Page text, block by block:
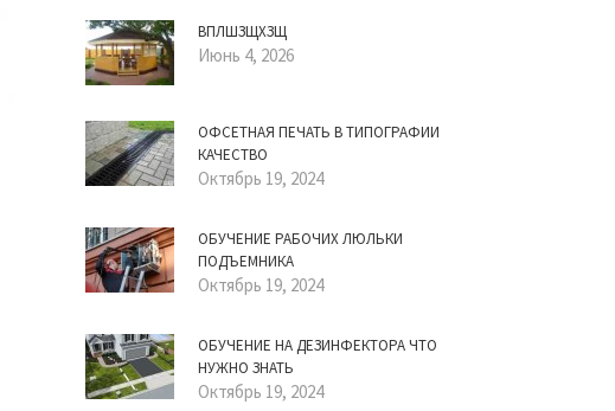
ВПЛШЗЩХЗЩ
Июнь 4, 2026
ОФСЕТНАЯ ПЕЧАТЬ В ТИПОГРАФИИ
КАЧЕСТВО
Октябрь 19, 2024
ОБУЧЕНИЕ РАБОЧИХ ЛЮЛЬКИ
ПОДЪЕМНИКА
Октябрь 19, 2024
ОБУЧЕНИЕ НА ДЕЗИНФЕКТОРА ЧТО
НУЖНО ЗНАТЬ
Октябрь 19, 2024